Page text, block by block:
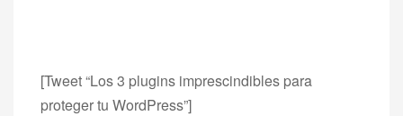
[Tweet “Los 3 plugins imprescindibles para
proteger tu WordPress”]